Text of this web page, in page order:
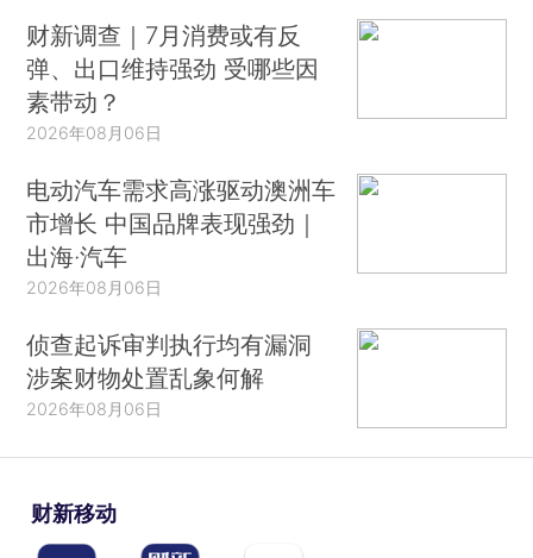
财新调查｜7月消费或有反
弹、出口维持强劲 受哪些因
素带动？
2026年08月06日
电动汽车需求高涨驱动澳洲车
市增长 中国品牌表现强劲｜
出海·汽车
2026年08月06日
侦查起诉审判执行均有漏洞
涉案财物处置乱象何解
2026年08月06日
财新移动